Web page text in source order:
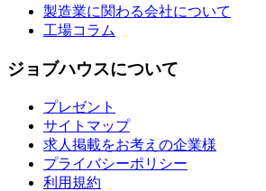
製造業に関わる会社について
工場コラム
ジョブハウスについて
プレゼント
サイトマップ
求人掲載をお考えの企業様
プライバシーポリシー
利用規約